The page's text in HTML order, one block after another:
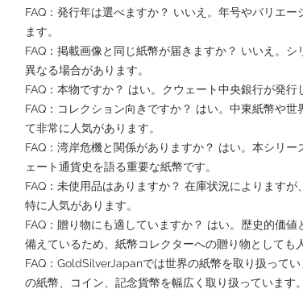
FAQ：発行年は選べますか？ いいえ。年号やバリエー
ます。
FAQ：掲載画像と同じ紙幣が届きますか？ いいえ。
異なる場合があります。
FAQ：本物ですか？ はい。クウェート中央銀行が発行
FAQ：コレクション向きですか？ はい。中東紙幣や世
て非常に人気があります。
FAQ：湾岸危機と関係がありますか？ はい。本シリー
ェート通貨史を語る重要な紙幣です。
FAQ：未使用品はありますか？ 在庫状況によりますが
特に人気があります。
FAQ：贈り物にも適していますか？ はい。歴史的価値
備えているため、紙幣コレクターへの贈り物としても
FAQ：GoldSilverJapanでは世界の紙幣を取り扱って
の紙幣、コイン、記念貨幣を幅広く取り扱っています。